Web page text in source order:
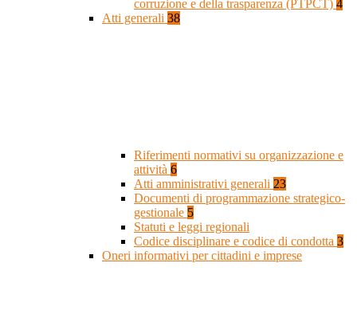
corruzione e della trasparenza (PTPCT) 4
Atti generali 38
Riferimenti normativi su organizzazione e
attività 6
Atti amministrativi generali 23
Documenti di programmazione strategico-
gestionale 5
Statuti e leggi regionali
Codice disciplinare e codice di condotta 3
Oneri informativi per cittadini e imprese